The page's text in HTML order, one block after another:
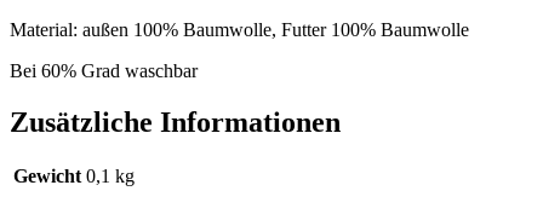
Material: außen 100% Baumwolle, Futter 100% Baumwolle
Bei 60% Grad waschbar
Zusätzliche Informationen
Gewicht 0,1 kg